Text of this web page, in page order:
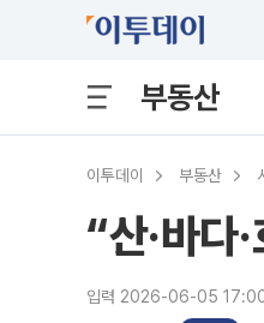
부동산
이투데이 부동산
“산·바다
입력 2026-06-05